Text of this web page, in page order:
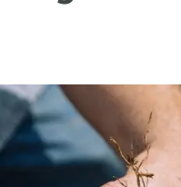
Programa de màsters i
Un lloc on créixer
Desenvolupament de
Seminaris i activitats
T’oferim formació